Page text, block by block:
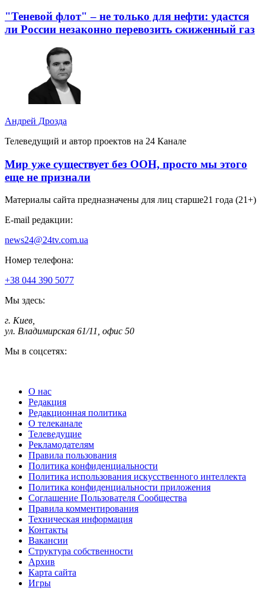
"Теневой флот" – не только для нефти: удастся
ли России незаконно перевозить сжиженный газ
Андрей Дрозда
Телеведущий и автор проектов на 24 Канале
Мир уже существует без ООН, просто мы этого
еще не признали
Материалы сайта предназначены для лиц старше21 года (21+)
E-mail редакции:
news24@24tv.com.ua
Номер телефона:
+38 044 390 5077
Мы здесь:
г. Киев
ул. Владимирская 61/11, офис 50
Мы в соцсетях:
О нас
Редакция
Редакционная политика
О телеканале
Телеведущие
Рекламодателям
Правила пользования
Политика конфиденциальности
Политика использования искусственного интеллекта
Политика конфиденциальности приложения
Соглашение Пользователя Сообщества
Правила комментирования
Техническая информация
Контакты
Вакансии
Структура собственности
Архив
Карта сайта
Игры